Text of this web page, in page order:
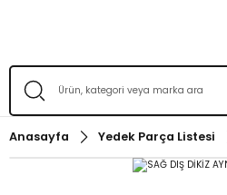
Anasayfa Yedek Parça Listesi